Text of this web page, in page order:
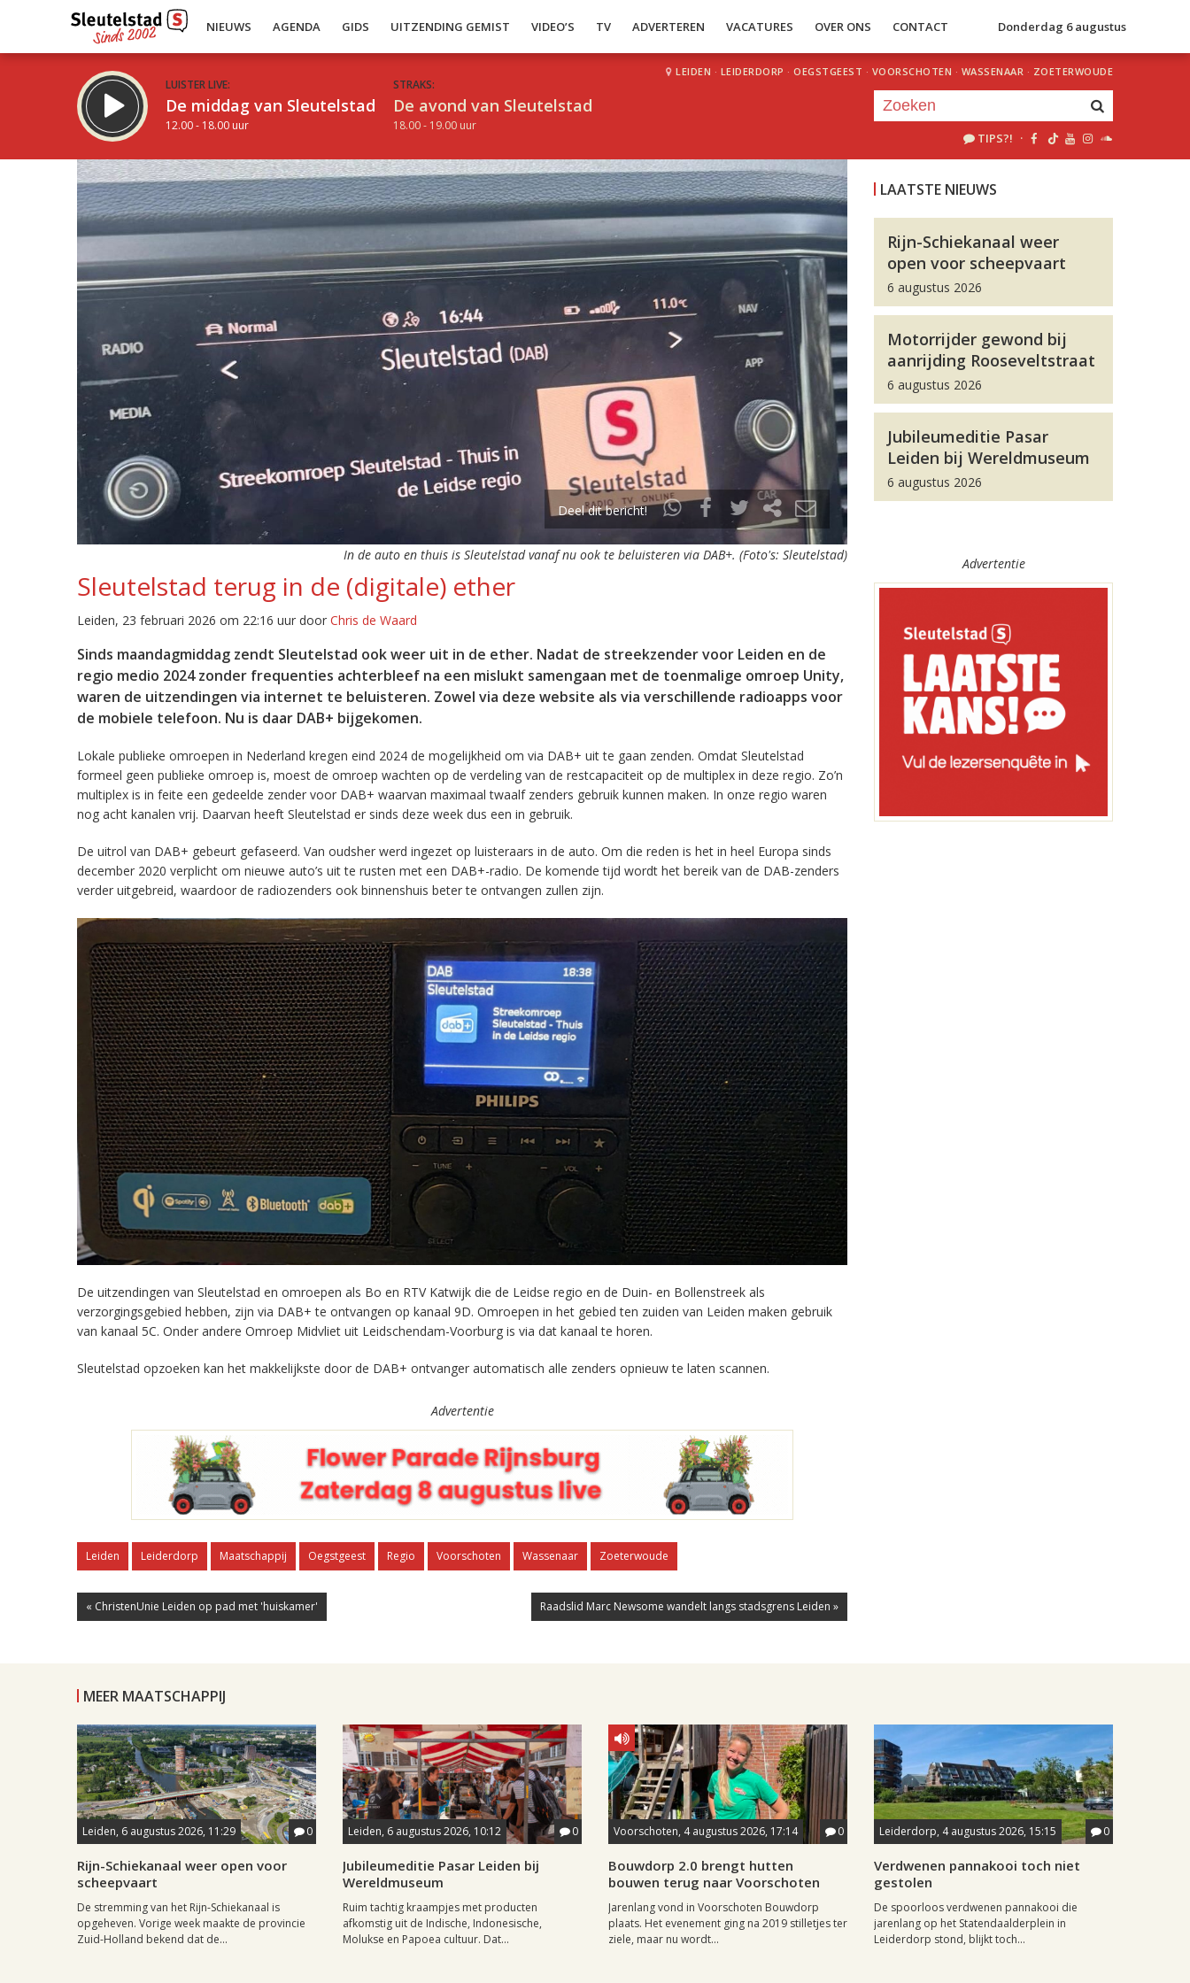
NIEUWS AGENDA GIDS UITZENDING GEMIST VIDEO’S TV ADVERTEREN VACATURES OVER ONS CONTACT Donderdag 6 augustus
LUISTER LIVE:
De middag van Sleutelstad
12.00 - 18.00 uur
STRAKS:
De avond van Sleutelstad
18.00 - 19.00 uur
LEIDEN · LEIDERDORP · OEGSTGEEST · VOORSCHOTEN · WASSENAAR · ZOETERWOUDE
TIPS?! ·
Deel dit bericht!
In de auto en thuis is Sleutelstad vanaf nu ook te beluisteren via DAB+. (Foto's: Sleutelstad)
Sleutelstad terug in de (digitale) ether
Leiden, 23 februari 2026 om 22:16 uur door Chris de Waard
Sinds maandagmiddag zendt Sleutelstad ook weer uit in de ether. Nadat de streekzender voor Leiden en de
regio medio 2024 zonder frequenties achterbleef na een mislukt samengaan met de toenmalige omroep Unity,
waren de uitzendingen via internet te beluisteren. Zowel via deze website als via verschillende radioapps voor
de mobiele telefoon. Nu is daar DAB+ bijgekomen.
Lokale publieke omroepen in Nederland kregen eind 2024 de mogelijkheid om via DAB+ uit te gaan zenden. Omdat Sleutelstad
formeel geen publieke omroep is, moest de omroep wachten op de verdeling van de restcapaciteit op de multiplex in deze regio. Zo’n
multiplex is in feite een gedeelde zender voor DAB+ waarvan maximaal twaalf zenders gebruik kunnen maken. In onze regio waren
nog acht kanalen vrij. Daarvan heeft Sleutelstad er sinds deze week dus een in gebruik.
De uitrol van DAB+ gebeurt gefaseerd. Van oudsher werd ingezet op luisteraars in de auto. Om die reden is het in heel Europa sinds
december 2020 verplicht om nieuwe auto’s uit te rusten met een DAB+-radio. De komende tijd wordt het bereik van de DAB-zenders
verder uitgebreid, waardoor de radiozenders ook binnenshuis beter te ontvangen zullen zijn.
De uitzendingen van Sleutelstad en omroepen als Bo en RTV Katwijk die de Leidse regio en de Duin- en Bollenstreek als
verzorgingsgebied hebben, zijn via DAB+ te ontvangen op kanaal 9D. Omroepen in het gebied ten zuiden van Leiden maken gebruik
van kanaal 5C. Onder andere Omroep Midvliet uit Leidschendam-Voorburg is via dat kanaal te horen.
Sleutelstad opzoeken kan het makkelijkste door de DAB+ ontvanger automatisch alle zenders opnieuw te laten scannen.
Advertentie
Leiden Leiderdorp Maatschappij Oegstgeest Regio Voorschoten Wassenaar Zoeterwoude
« ChristenUnie Leiden op pad met 'huiskamer' Raadslid Marc Newsome wandelt langs stadsgrens Leiden »
LAATSTE NIEUWS
Rijn-Schiekanaal weer
open voor scheepvaart
6 augustus 2026
Motorrijder gewond bij
aanrijding Rooseveltstraat
6 augustus 2026
Jubileumeditie Pasar
Leiden bij Wereldmuseum
6 augustus 2026
Advertentie
MEER MAATSCHAPPIJ
Leiden, 6 augustus 2026, 11:29 0
Rijn-Schiekanaal weer open voor
scheepvaart
De stremming van het Rijn-Schiekanaal is
opgeheven. Vorige week maakte de provincie
Zuid-Holland bekend dat de...
Leiden, 6 augustus 2026, 10:12 0
Jubileumeditie Pasar Leiden bij
Wereldmuseum
Ruim tachtig kraampjes met producten
afkomstig uit de Indische, Indonesische,
Molukse en Papoea cultuur. Dat...
Voorschoten, 4 augustus 2026, 17:14 0
Bouwdorp 2.0 brengt hutten
bouwen terug naar Voorschoten
Jarenlang vond in Voorschoten Bouwdorp
plaats. Het evenement ging na 2019 stilletjes ter
ziele, maar nu wordt...
Leiderdorp, 4 augustus 2026, 15:15 0
Verdwenen pannakooi toch niet
gestolen
De spoorloos verdwenen pannakooi die
jarenlang op het Statendaalderplein in
Leiderdorp stond, blijkt toch...